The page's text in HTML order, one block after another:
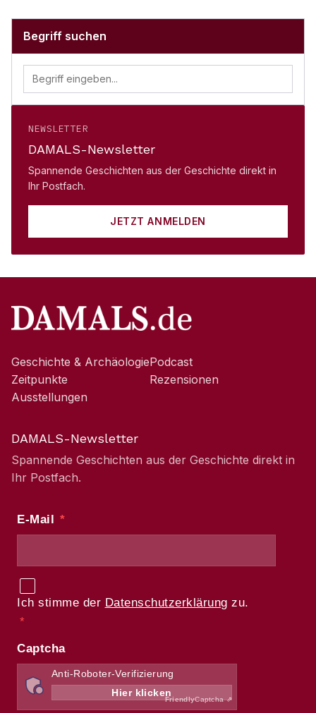
Begriff suchen
NEWSLETTER
DAMALS-Newsletter
Spannende Geschichten aus der Geschichte direkt in
Ihr Postfach.
JETZT ANMELDEN
Geschichte & Archäologie
Zeitpunkte
Ausstellungen
Podcast
Rezensionen
DAMALS-Newsletter
Spannende Geschichten aus der Geschichte direkt in
Ihr Postfach.